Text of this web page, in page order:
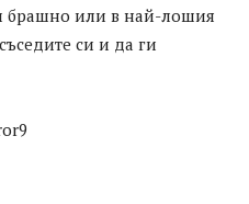
брашно или в най-лошия
си и да ги